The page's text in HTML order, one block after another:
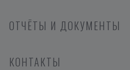
ОТЧЁТЫ И ДОКУМЕНТЫ
КОНТАКТЫ